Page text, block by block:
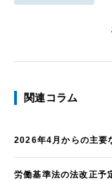
関連コラム
2026年4月からの主要
労働基準法の法改正予